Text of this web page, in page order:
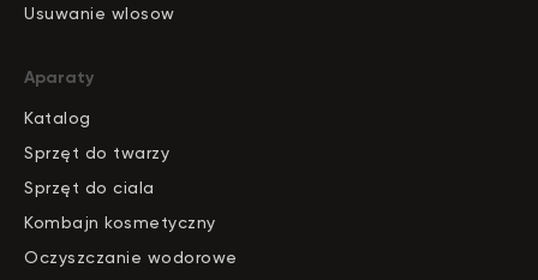
Usuwanie wlosow
Aparaty
Katalog
Sprzęt do twarzy
Sprzęt do ciala
Kombajn kosmetyczny
Oczyszczanie wodorowe